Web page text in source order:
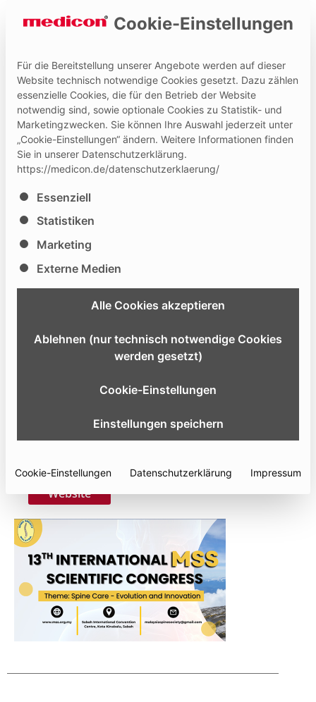
Hilfe und Kontakt Medicon Extranet
13th International MSS
Scientific Congress
Congress
Medicon will be represented by: Medi-Life Malaysia
The International MSS Scientific Congress is the
Spine Society (MSS). The 2026 edition, themed “Spine
Care – Evolution and Innovation”, brings together
renowned experts to discuss advancements in spine
technologies shaping the future of spine care.
SICC Kota Kinabalu, Malaysia
Website
Cookie-Einstellungen
Für die Bereitstellung unserer Angebote werden auf dieser
Website technisch notwendige Cookies gesetzt. Dazu zählen
essenzielle Cookies, die für den Betrieb der Website
notwendig sind, sowie optionale Cookies zu Statistik- und
Marketingzwecken. Sie können Ihre Auswahl jederzeit unter
„Cookie-Einstellungen“ ändern. Weitere Informationen finden
Sie in unserer Datenschutzerklärung.
https://medicon.de/datenschutzerklaerung/
Es folgt eine Liste der Service-Gruppen, für die eine
Essenziell
Statistiken
Marketing
Externe Medien
Alle Cookies akzeptieren
Ablehnen (nur technisch notwendige Cookies
werden gesetzt)
Cookie-Einstellungen
Einstellungen speichern
Cookie-Einstellungen Datenschutzerklärung Impressum